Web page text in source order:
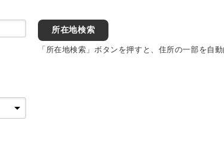
所在地検索
「所在地検索」ボタンを押すと、住所の一部を自動